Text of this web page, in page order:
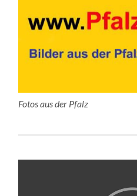
Fotos aus der Pfalz